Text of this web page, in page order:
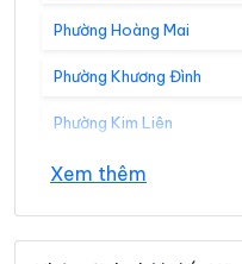
Phường Hoàng Mai
Phường Khương Đình
Phường Kim Liên
Phường Lĩnh Nam
Phường Nghĩa Đô
Xem thêm